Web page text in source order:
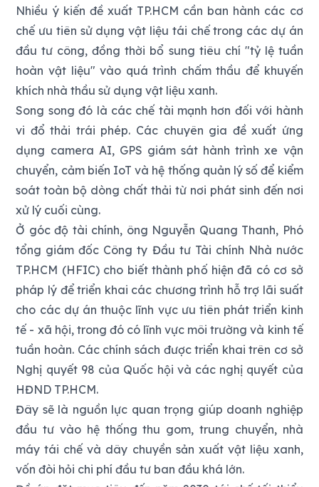
Nhiều ý kiến đề xuất TP.HCM cần ban hành các cơ
chế ưu tiên sử dụng vật liệu tái chế trong các dự án
đầu tư công, đồng thời bổ sung tiêu chí "tỷ lệ tuần
hoàn vật liệu" vào quá trình chấm thầu để khuyến
khích nhà thầu sử dụng vật liệu xanh.
Song song đó là các chế tài mạnh hơn đối với hành
vi đổ thải trái phép. Các chuyên gia đề xuất ứng
dụng camera AI, GPS giám sát hành trình xe vận
chuyển, cảm biến IoT và hệ thống quản lý số để kiểm
soát toàn bộ dòng chất thải từ nơi phát sinh đến nơi
xử lý cuối cùng.
Ở góc độ tài chính, ông Nguyễn Quang Thanh, Phó
tổng giám đốc Công ty Đầu tư Tài chính Nhà nước
TP.HCM (HFIC) cho biết thành phố hiện đã có cơ sở
pháp lý để triển khai các chương trình hỗ trợ lãi suất
cho các dự án thuộc lĩnh vực ưu tiên phát triển kinh
tế - xã hội, trong đó có lĩnh vực môi trường và kinh tế
tuần hoàn. Các chính sách được triển khai trên cơ sở
Nghị quyết 98 của Quốc hội và các nghị quyết của
HĐND TP.HCM.
Đây sẽ là nguồn lực quan trọng giúp doanh nghiệp
đầu tư vào hệ thống thu gom, trung chuyển, nhà
máy tái chế và dây chuyền sản xuất vật liệu xanh,
vốn đòi hỏi chi phí đầu tư ban đầu khá lớn.